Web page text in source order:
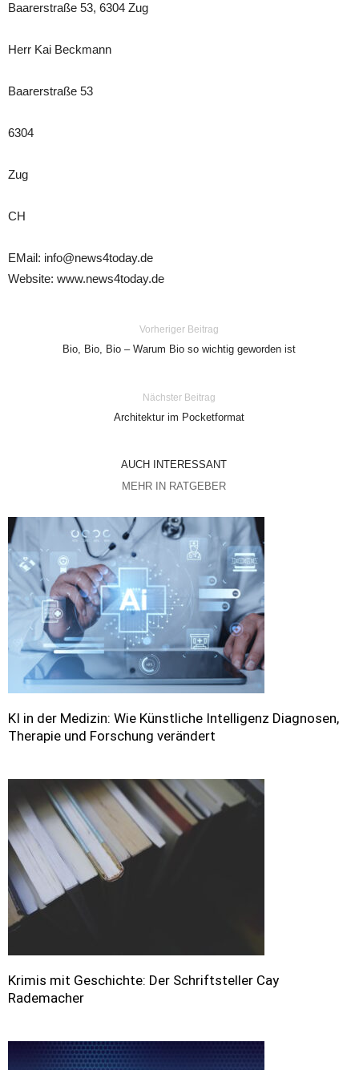
Baarerstraße 53, 6304 Zug
Herr Kai Beckmann
Baarerstraße 53
6304
Zug
CH
EMail: info@news4today.de
Website: www.news4today.de
Vorheriger Beitrag
Bio, Bio, Bio – Warum Bio so wichtig geworden ist
Nächster Beitrag
Architektur im Pocketformat
AUCH INTERESSANT
MEHR IN RATGEBER
KI in der Medizin: Wie Künstliche Intelligenz Diagnosen,
Therapie und Forschung verändert
Krimis mit Geschichte: Der Schriftsteller Cay
Rademacher